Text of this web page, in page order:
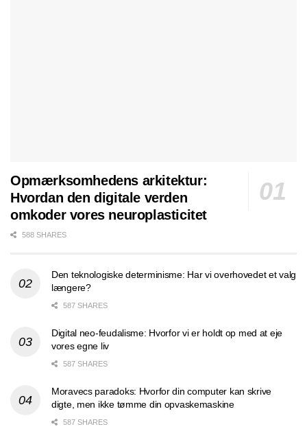
Opmærksomhedens arkitektur:
Hvordan den digitale verden
omkoder vores neuroplasticitet
588 SHARES
Den teknologiske determinisme: Har vi overhovedet et valg
længere?
587 SHARES
Digital neo-feudalisme: Hvorfor vi er holdt op med at eje
vores egne liv
587 SHARES
Moravecs paradoks: Hvorfor din computer kan skrive
digte, men ikke tømme din opvaskemaskine
587 SHARES